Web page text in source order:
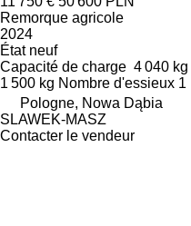
Remorque agricole
2024
Étatneuf
Capacité de charge 4 040 kg
1 500 kg Nombre d'essieux 1
Pologne, Nowa Dąbia
SLAWEK-MASZ
Contacter le vendeur